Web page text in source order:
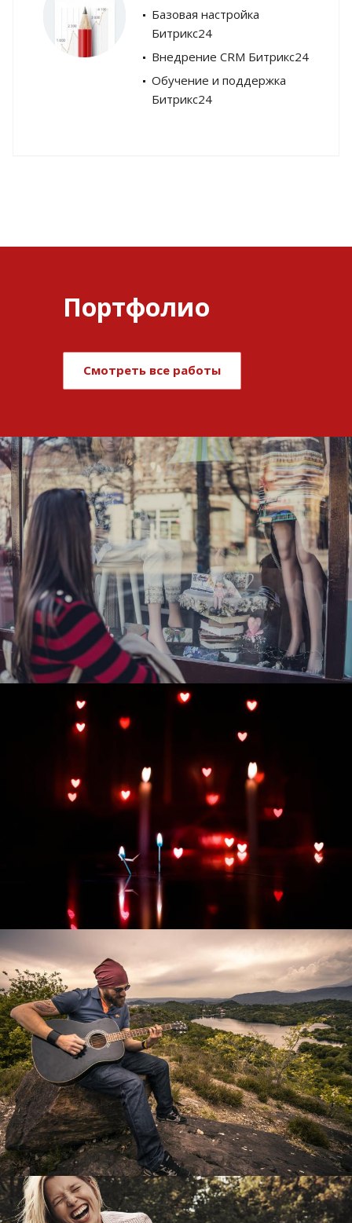
Базовая настройка
Битрикс24
Внедрение CRM Битрикс24
Обучение и поддержка
Битрикс24
Портфолио
Смотреть все работы
Развитие и поддержка интернет-
витрины StepClub
Смотреть проект
Развитие интернет-магазина "Всё для
праздника"
Смотреть проект
Перевод интернет-магазина
Guitaramania.ru на 1С-Битрикс
Смотреть проект